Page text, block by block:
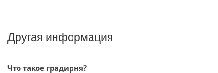
Другая информация
Что такое градирня?